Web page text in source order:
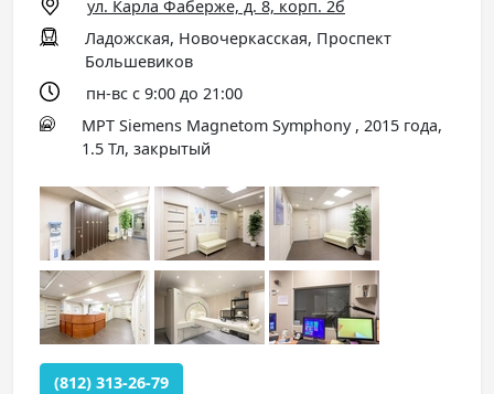
ул. Карла Фаберже, д. 8, корп. 2б
Ладожская, Новочеркасская, Проспект
Большевиков
пн-вс с 9:00 до 21:00
МРТ Siemens Magnetom Symphony , 2015 года,
1.5 Тл, закрытый
(812) 313-26-79